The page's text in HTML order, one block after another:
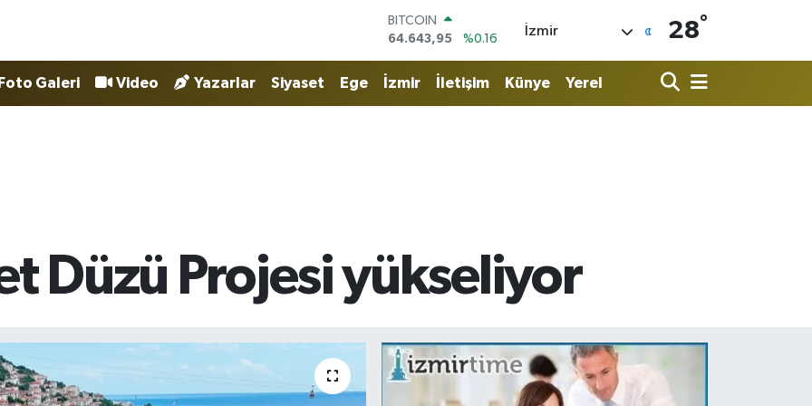
BITCOIN
64.643,95
%0.16
47,6006
%0.06
İzmir 28°
Foto Galeri Video Yazarlar Siyaset Ege İzmir İletişim Künye Yerel
Düzü Projesi yükseliyor